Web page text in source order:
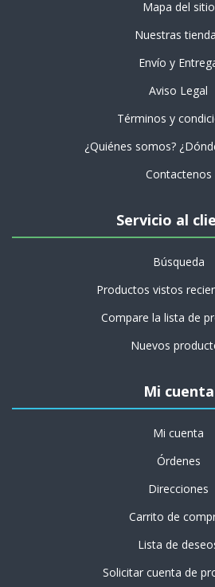
Mapa del sitio
Nuestras
Envío y
Aviso Legal
Términos y
¿Quiénes somos?
Contactenos
Servicio al
Búsqueda
Productos vistos
Compare la lista de
Nuevos
Mi cuenta
Mi cuenta
Órdenes
Direcciones
Carrito de
Lista de
Solicitar cuenta de